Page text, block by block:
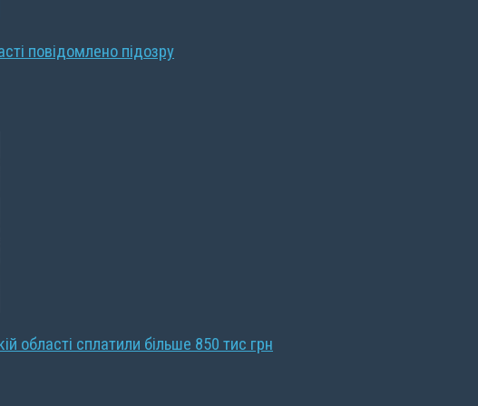
повідомлено підозру
області сплатили більше 850 тис грн